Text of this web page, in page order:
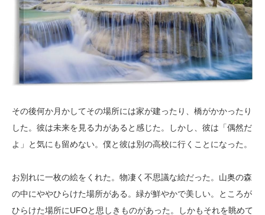
その後何か月かしてその場所には家が建ったり、橋がかかったり
した。彼は未来を見る力があると感じた。しかし、彼は「偶然だ
よ」と気にも留めない。僕と彼は別の高校に行くことになった。
お別れに一枚の絵をくれた。物凄く不思議な絵だった。山奥の森
の中にややひらけた場所がある。緑が鮮やかで美しい。ところが
ひらけた場所にUFOと思しきものがあった。しかもそれを眺めて